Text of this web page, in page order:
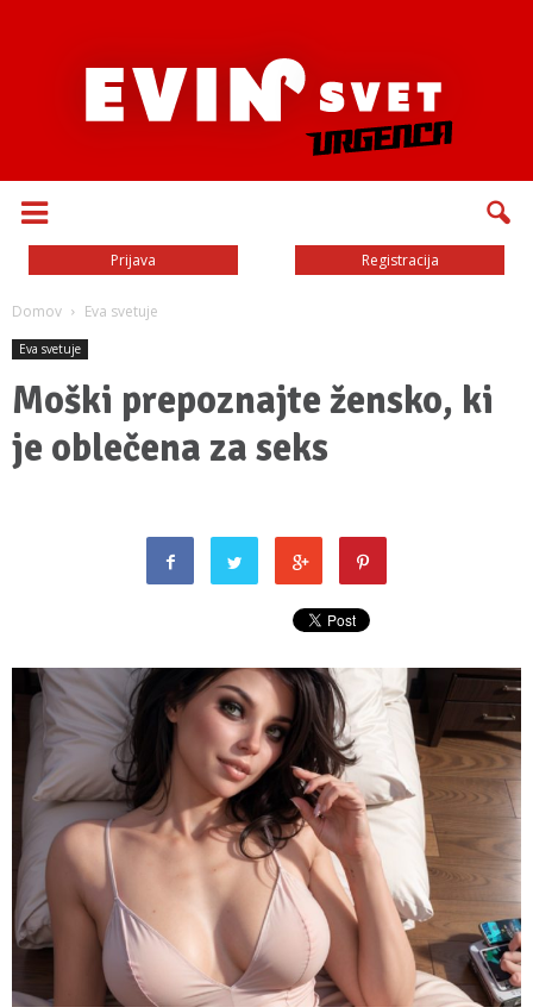
Prijava Registracija
Domov Eva svetuje
Eva svetuje
Moški prepoznajte žensko, ki
je oblečena za seks